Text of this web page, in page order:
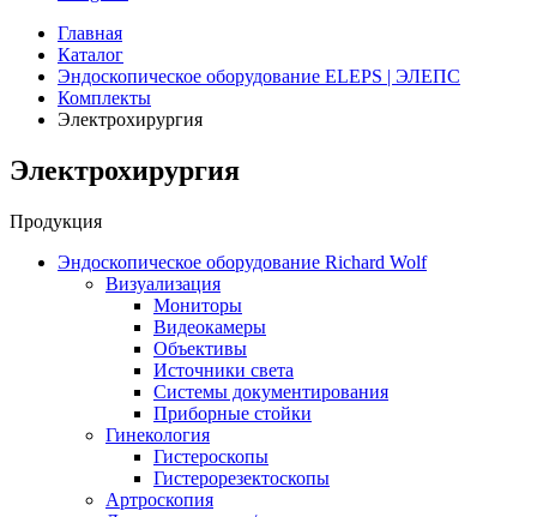
Главная
Каталог
Эндоскопическое оборудование ELEPS | ЭЛЕПС
Комплекты
Электрохирургия
Электрохирургия
Продукция
Эндоскопическое оборудование Richard Wolf
Визуализация
Мониторы
Видеокамеры
Объективы
Источники света
Системы документирования
Приборные стойки
Гинекология
Гистероскопы
Гистерорезектоскопы
Артроскопия